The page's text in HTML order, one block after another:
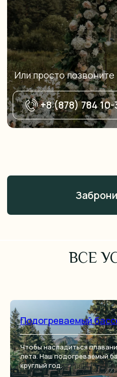
ВСЕ
Подогреваемый
Чтобы насладиться
лета. Наш подогреваемый
круглый год.